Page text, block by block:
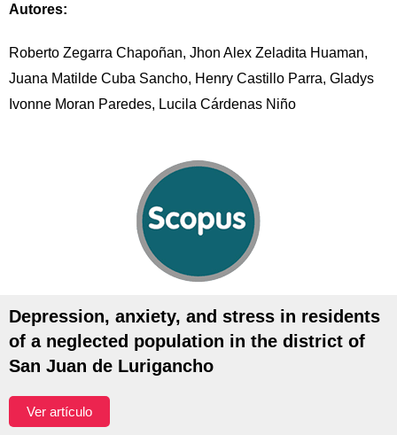
Autores:
Roberto Zegarra Chapoñan, Jhon Alex Zeladita Huaman,
Juana Matilde Cuba Sancho, Henry Castillo Parra, Gladys
Ivonne Moran Paredes, Lucila Cárdenas Niño
Depression, anxiety, and stress in residents
of a neglected population in the district of
San Juan de Lurigancho
Ver artículo